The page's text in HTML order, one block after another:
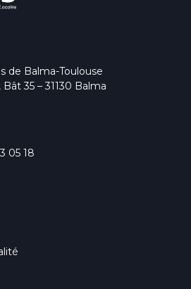
de Balma-Toulouse
35 – 31130 Balma
05 18